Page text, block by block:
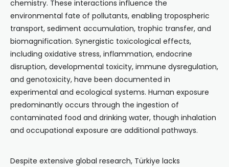
chemistry. These interactions influence the
environmental fate of pollutants, enabling tropospheric
transport, sediment accumulation, trophic transfer, and
biomagnification. Synergistic toxicological effects,
including oxidative stress, inflammation, endocrine
disruption, developmental toxicity, immune dysregulation,
and genotoxicity, have been documented in
experimental and ecological systems. Human exposure
predominantly occurs through the ingestion of
contaminated food and drinking water, though inhalation
and occupational exposure are additional pathways.
Despite extensive global research, Türkiye lacks